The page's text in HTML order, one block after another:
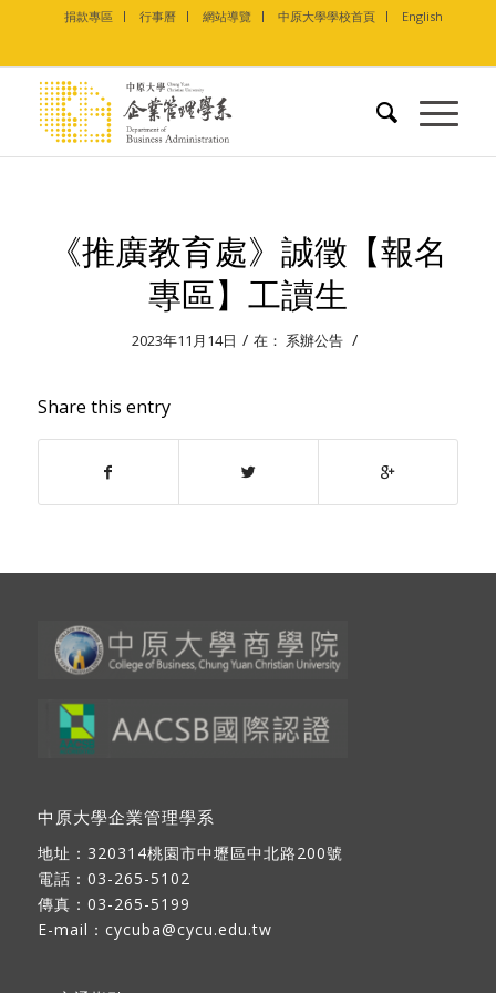
捐款專區 行事曆 網站導覽 中原大學學校首頁 English
《推廣教育處》誠徵【報名
專區】工讀生
2023年11月14日 / 在： 系辦公告 /
Share this entry
中原大學企業管理學系
地址： 320314桃園市中壢區中北路200號
電話：03-265-5102
傳真：03-265-5199
E-mail： cycuba@cycu.edu.tw